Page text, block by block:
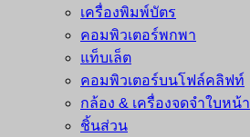
เครื่องพิมพ์บัตร
คอมพิวเตอร์พกพา
แท็บเล็ต
คอมพิวเตอร์บนโฟล์คลิฟท์
กล้อง & เครื่องจดจำใบหน้า
ชิ้นส่วน